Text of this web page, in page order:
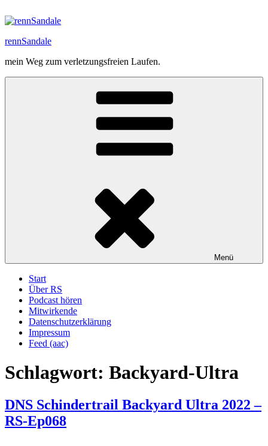
Inhalt
rennSandale
mein Weg zum verletzungsfreien Laufen.
Menü
Start
Über RS
Podcast hören
Mitwirkende
Datenschutzerklärung
Impressum
Feed (aac)
Schlagwort: Backyard-Ultra
DNS Schindertrail Backyard Ultra 2022 –
RS-Ep068